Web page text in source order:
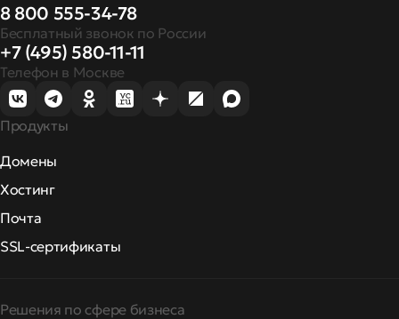
8 800 555-34-78
Бесплатный звонок по России
+7 (495) 580-11-11
Телефон в Москве
Продукты
Домены
Хостинг
Почта
SSL-сертификаты
Решения по сфере бизнеса